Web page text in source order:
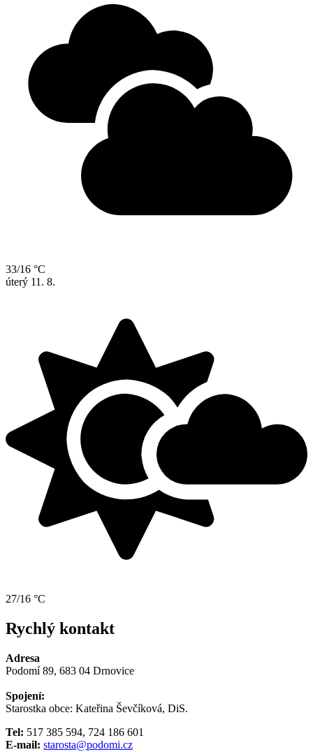
33/16 °C
úterý 11. 8.
27/16 °C
Rychlý kontakt
Adresa
Podomí 89, 683 04 Drnovice
Spojení:
Starostka obce: Kateřina Ševčíková, DiS.
Tel: 517 385 594, 724 186 601
E-mail: starosta@podomi.cz